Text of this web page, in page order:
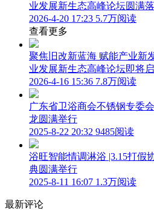
业发展新生态高峰论坛圆满
2026-4-20 17:23 5.7万阅读
查看更多
聚焦旧改新蓝海 赋能产业新
业发展新生态高峰论坛即将
2026-4-16 15:36 7.8万阅读
广东省卫浴商会不锈钢专委
龙圆满举行
2025-8-22 20:32 9485阅读
浴旺智能情调淋浴 |3.15打假
典圆满举行
2025-8-11 16:07 1.3万阅读
最新评论